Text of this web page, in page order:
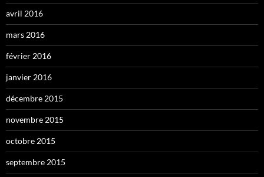
avril 2016
mars 2016
février 2016
janvier 2016
décembre 2015
novembre 2015
octobre 2015
septembre 2015